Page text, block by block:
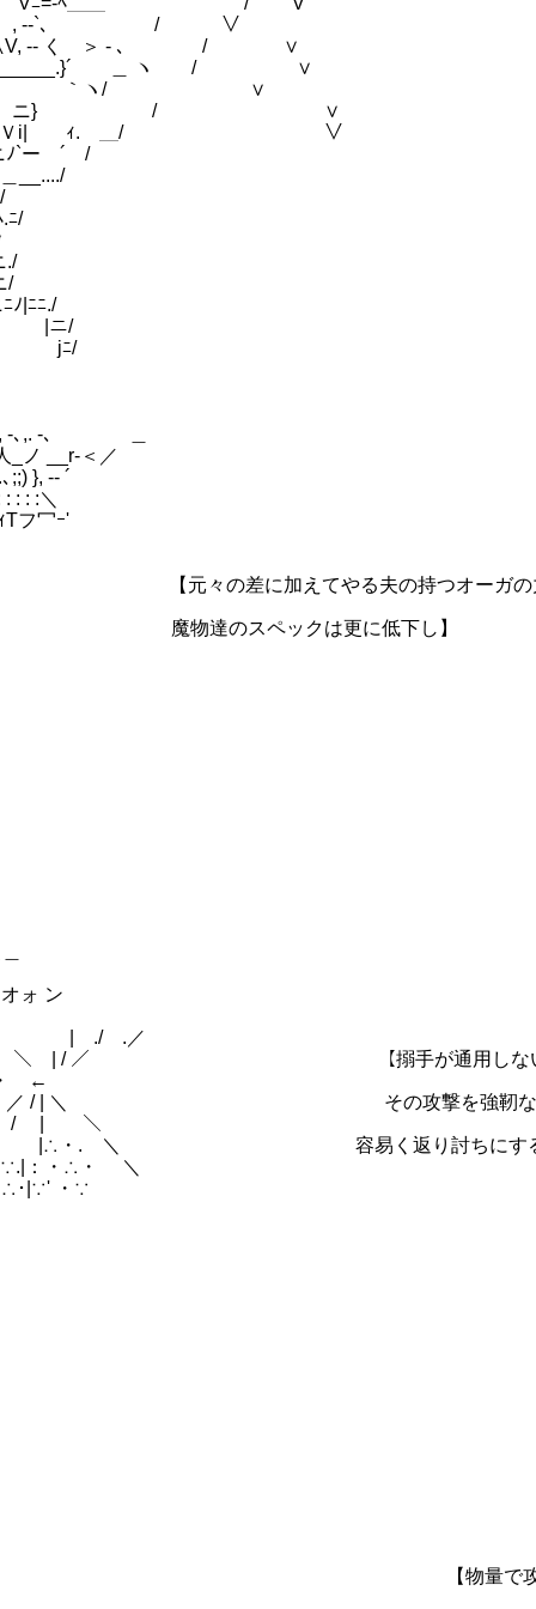
.ﾍ/r /´ , --`､ / ∨
＞ - ､ / ∨ 幾ら基礎スペックが多少
＿ ヽ / ∨
ニニﾐi{／ ｀ヽ/ ∨
ニニニ.、ニ} / ∨
ニニニニﾆＶi| ｨ. ＿/ ∨
ﾉ`ー ´ /
__..../
ﾆ/
./
/
ﾆ./
ニ/
ﾆ/
＜／
´
ｰ'
々の差に加えてやる夫の持つオーガの力
: ヽ 魔物達のスペックは更に低下し】
ン
.／
手が通用しないと近接攻撃
←
強靭な肉体で受けながらの
| ＼
容易く返り討ちにする
∴・ ＼
∵
で攻めても今度は雑にぶん